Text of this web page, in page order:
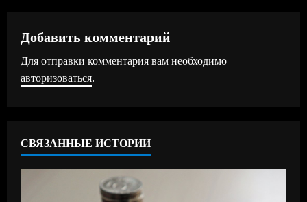
ж
и
ч
Добавить комментарий
Для отправки комментария вам необходимо
авторизоваться.
СВЯЗАННЫЕ ИСТОРИИ